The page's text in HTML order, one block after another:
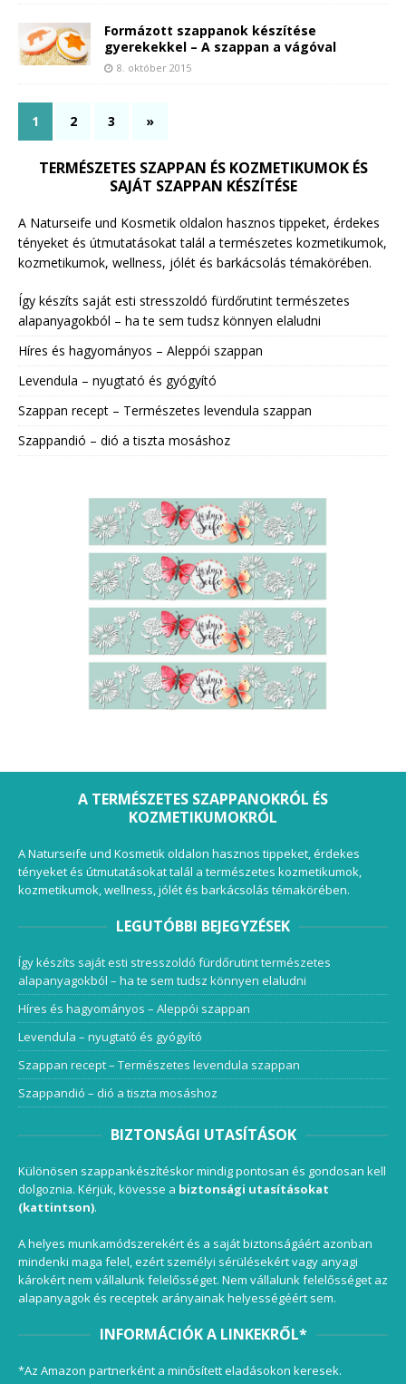
Formázott szappanok készítése
gyerekekkel – A szappan a vágóval
8. október 2015
1 2 3 »
TERMÉSZETES SZAPPAN ÉS KOZMETIKUMOK ÉS
SAJÁT SZAPPAN KÉSZÍTÉSE
A Naturseife und Kosmetik oldalon hasznos tippeket, érdekes
tényeket és útmutatásokat talál a természetes kozmetikumok,
kozmetikumok, wellness, jólét és barkácsolás témakörében.
Így készíts saját esti stresszoldó fürdőrutint természetes
alapanyagokból – ha te sem tudsz könnyen elaludni
Híres és hagyományos – Aleppói szappan
Levendula – nyugtató és gyógyító
Szappan recept – Természetes levendula szappan
Szappandió – dió a tiszta mosáshoz
A TERMÉSZETES SZAPPANOKRÓL ÉS
KOZMETIKUMOKRÓL
A Naturseife und Kosmetik oldalon hasznos tippeket, érdekes
tényeket és útmutatásokat talál a természetes kozmetikumok,
kozmetikumok, wellness, jólét és barkácsolás témakörében.
LEGUTÓBBI BEJEGYZÉSEK
Így készíts saját esti stresszoldó fürdőrutint természetes
alapanyagokból – ha te sem tudsz könnyen elaludni
Híres és hagyományos – Aleppói szappan
Levendula – nyugtató és gyógyító
Szappan recept – Természetes levendula szappan
Szappandió – dió a tiszta mosáshoz
BIZTONSÁGI UTASÍTÁSOK
Különösen szappankészítéskor mindig pontosan és gondosan kell
dolgoznia. Kérjük, kövesse a biztonsági utasításokat
(kattintson).
A helyes munkamódszerekért és a saját biztonságáért azonban
mindenki maga felel, ezért személyi sérülésekért vagy anyagi
károkért nem vállalunk felelősséget. Nem vállalunk felelősséget az
alapanyagok és receptek arányainak helyességéért sem.
INFORMÁCIÓK A LINKEKRŐL*
*Az Amazon partnerként a minősített eladásokon keresek.